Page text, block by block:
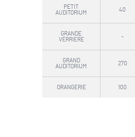
PETIT
AUDITORIUM
40
GRANDE
VERRIERE
-
GRAND
AUDITORIUM
270
ORANGERIE 100